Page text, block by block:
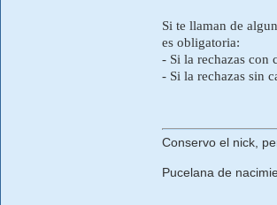
Si te llaman de
es obligatoria:
- Si la rechazas con
- Si la rechazas sin
Conservo el nick,
Pucelana de